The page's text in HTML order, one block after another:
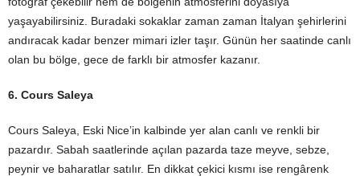
yaşayabilirsiniz. Buradaki sokaklar zaman zaman İtalyan şehirlerini
andıracak kadar benzer mimari izler taşır. Günün her saatinde canlı
olan bu bölge, gece de farklı bir atmosfer kazanır.
6. Cours Saleya
Cours Saleya, Eski Nice’in kalbinde yer alan canlı ve renkli bir
pazardır. Sabah saatlerinde açılan pazarda taze meyve, sebze,
peynir ve baharatlar satılır. En dikkat çekici kısmı ise rengârenk